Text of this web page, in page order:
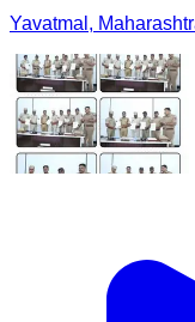
Yavatmal,